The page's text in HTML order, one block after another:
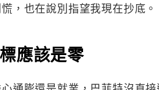
，也在說別指望我現在抄底。
應該是零